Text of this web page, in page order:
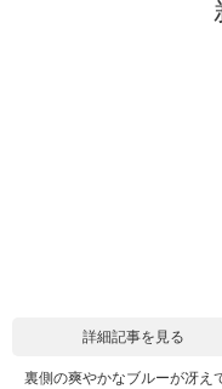
詳細記事を見る
裏側の爽やかなブルーが冴え